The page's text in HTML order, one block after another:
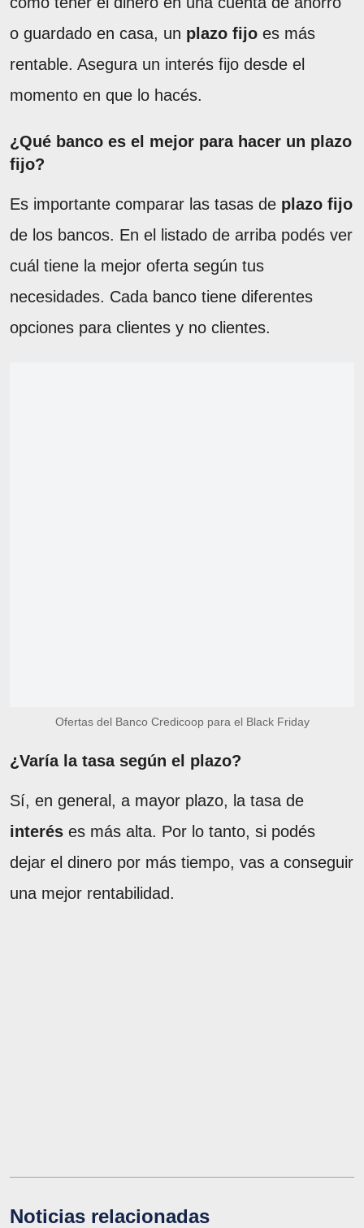
o guardado en casa, un plazo fijo es más
rentable. Asegura un interés fijo desde el
momento en que lo hacés.
¿Qué banco es el mejor para hacer un plazo
fijo?
Es importante comparar las tasas de plazo fijo
de los bancos. En el listado de arriba podés ver
cuál tiene la mejor oferta según tus
necesidades. Cada banco tiene diferentes
opciones para clientes y no clientes.
Ofertas del Banco Credicoop para el Black Friday
¿Varía la tasa según el plazo?
Sí, en general, a mayor plazo, la tasa de
interés es más alta. Por lo tanto, si podés
dejar el dinero por más tiempo, vas a conseguir
una mejor rentabilidad.
Noticias relacionadas